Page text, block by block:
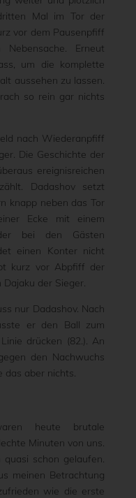
Mal im Tor der
vor dem Pausenpfiff
Erneut
um die komplette
aussehen zu lassen.
so rein gar nichts
nach Wiederanpfiff
Die Geschichte der
ereignisreichen
Dadashov setzt
knapp neben das Tor
Ecke mit einem
bei den Gästen
einen Konter nicht
kurz vor Abpfiff der
der Sieger.
nur Dadashov. Nach
er den Ball zum
drücken (82.). An
den Nachwuchs
das aber nichts.
heute brutale
Minuten von uns.
schon gelaufen.
meinen Betrachtung
wie die erste